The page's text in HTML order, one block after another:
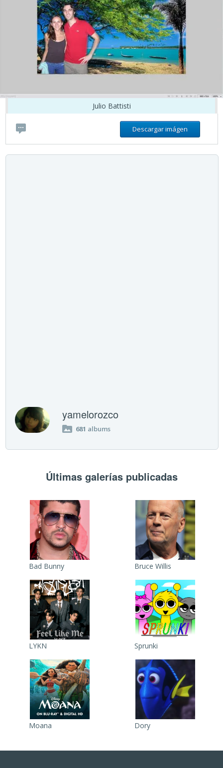
Julio Battisti
Descargar imágen
yamelorozco
681 albums
Últimas galerías publicadas
Bad Bunny Bruce Willis
LYKN Sprunki
Moana Dory